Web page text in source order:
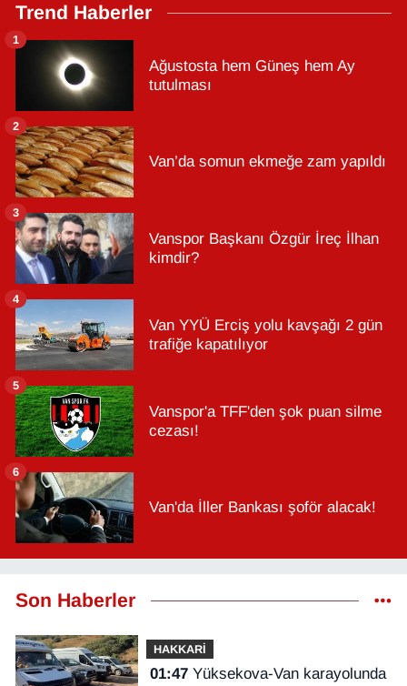
Trend Haberler
Ağustosta hem Güneş hem Ay
tutulması
1
Van’da somun ekmeğe zam yapıldı
2
Vanspor Başkanı Özgür İreç İlhan
kimdir?
3
Van YYÜ Erciş yolu kavşağı 2 gün
trafiğe kapatılıyor
4
Vanspor'a TFF'den şok puan silme
cezası!
5
Van'da İller Bankası şoför alacak!
6
Son Haberler
HAKKARİ
01:47Yüksekova-Van karayolunda